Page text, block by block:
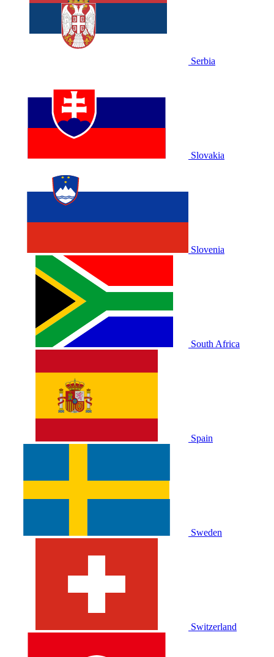
Serbia
Slovakia
Slovenia
South Africa
Spain
Sweden
Switzerland